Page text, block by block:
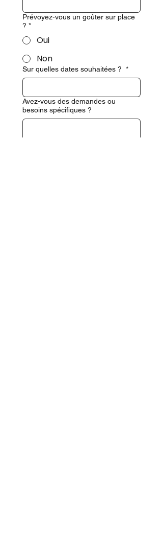
Prévoyez-vous un goûter sur place
? *
Oui
Non
Sur quelles dates souhaitées ? *
Avez-vous des demandes ou
besoins spécifiques ?